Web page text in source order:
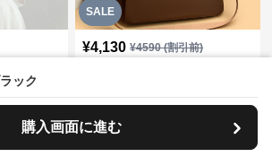
ック
購入画面に進む
SALE
¥4,130 ¥4590(割引前)
学対応型
全3色